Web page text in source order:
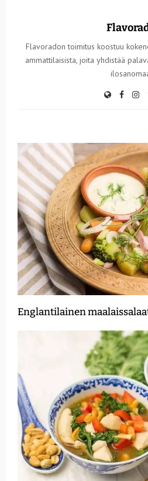
Flavoradon toimitus koostuu
ammattilaisista, joita yhdistää
Englantilainen